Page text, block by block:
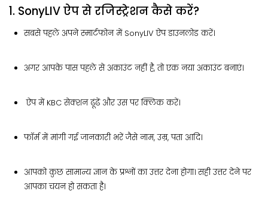
1. SonyLIV ऐप से रजिस्ट्रेशन कैसे करें?
सबसे पहले अपने स्मार्टफोन में SonyLIV ऐप डाउनलोड करें।
अगर आपके पास पहले से अकाउंट नहीं है, तो एक नया अकाउंट बनाएं।
ऐप में KBC सेक्शन ढूंढें और उस पर क्लिक करें।
फॉर्म में मांगी गई जानकारी भरें जैसे नाम, उम्र, पता आदि।
आपको कुछ सामान्य ज्ञान के प्रश्नों का उत्तर देना होगा। सही उत्तर देने पर
आपका चयन हो सकता है।